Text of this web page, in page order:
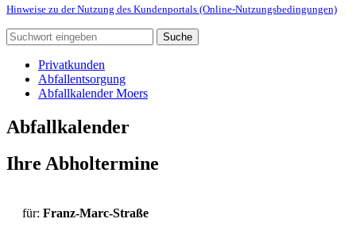
Hinweise zu der Nutzung des Kundenportals (Online-Nutzungsbedingungen)
Suche
Privatkunden
Abfallentsorgung
Abfallkalender Moers
Abfallkalender
Ihre Abholtermine
für: Franz-Marc-Straße